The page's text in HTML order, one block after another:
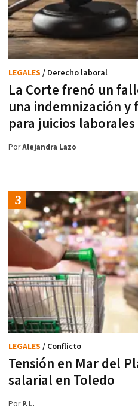
La Corte frenó un
una indemnización y
para juicios laborales
LEGALES / Derecho laboral
PorAlejandra Lazo
Tensión en Mar del
salarial en Toledo
LEGALES / Conflicto
PorP.L.